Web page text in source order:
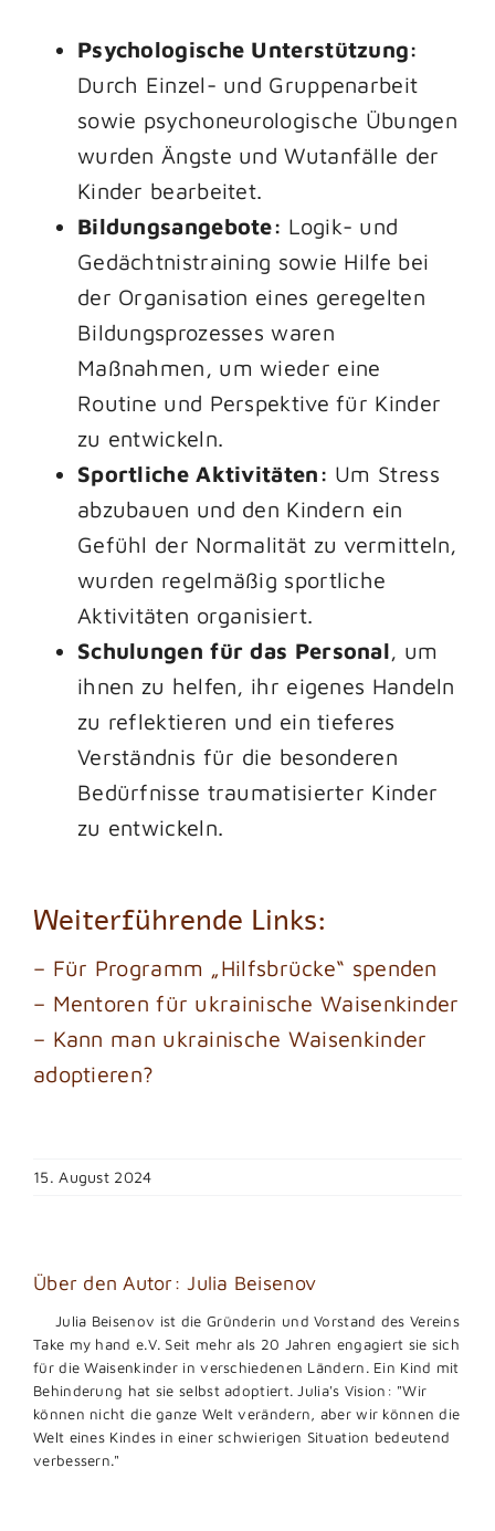
Psychologische Unterstützung:
Durch Einzel- und Gruppenarbeit
sowie psychoneurologische Übungen
wurden Ängste und Wutanfälle der
Kinder bearbeitet.
Bildungsangebote: Logik- und
Gedächtnistraining sowie Hilfe bei
der Organisation eines geregelten
Bildungsprozesses waren
Maßnahmen, um wieder eine
Routine und Perspektive für Kinder
zu entwickeln.
Sportliche Aktivitäten: Um Stress
abzubauen und den Kindern ein
Gefühl der Normalität zu vermitteln,
wurden regelmäßig sportliche
Aktivitäten organisiert.
Schulungen für das Personal, um
ihnen zu helfen, ihr eigenes Handeln
zu reflektieren und ein tieferes
Verständnis für die besonderen
Bedürfnisse traumatisierter Kinder
zu entwickeln.
Weiterführende Links:
– Für Programm „Hilfsbrücke“ spenden
– Mentoren für ukrainische Waisenkinder
– Kann man ukrainische Waisenkinder
adoptieren?
15. August 2024
Über den Autor:Julia Beisenov
Julia Beisenov ist die Gründerin und Vorstand des Vereins
Take my hand e.V. Seit mehr als 20 Jahren engagiert sie sich
für die Waisenkinder in verschiedenen Ländern. Ein Kind mit
Behinderung hat sie selbst adoptiert. Julia's Vision: "Wir
können nicht die ganze Welt verändern, aber wir können die
Welt eines Kindes in einer schwierigen Situation bedeutend
verbessern."